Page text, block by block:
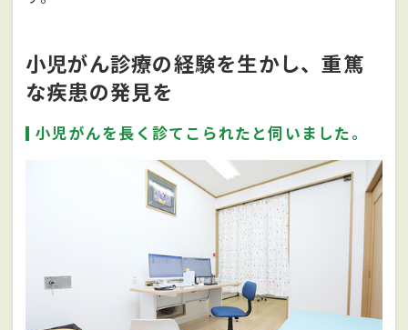
小児がん診療の経験を生かし、重篤
な疾患の発見を
小児がんを長く診てこられたと伺いました。